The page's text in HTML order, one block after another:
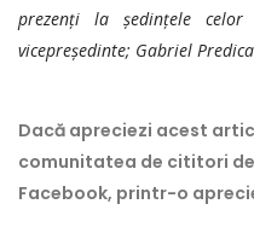
prezenți la ședințele
vicepreședinte; Gabriel
Dacă apreciezi acest
comunitatea de cititori
Facebook, printr-o